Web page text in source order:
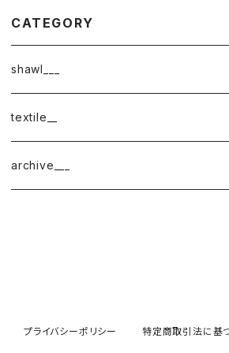
CATEGORY
shawl___
cotton
border
cotton × wool
textile__
織物
archive___
プライバシーポリシー 特定商取引法に基